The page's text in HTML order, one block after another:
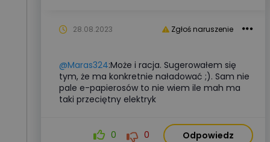
Zgłoś naruszenie
28.08.2023
@Maras324:Może i racja. Sugerowałem się
tym, że ma konkretnie naładować ;). Sam nie
pale e-papierosów to nie wiem ile mah ma
taki przeciętny elektryk
0 0 Odpowiedz